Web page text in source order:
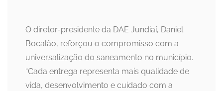
O diretor-presidente da DAE Jundiaí, Daniel
Bocalão, reforçou o compromisso com a
universalização do saneamento no município.
“Cada entrega representa mais qualidade de
vida, desenvolvimento e cuidado com a